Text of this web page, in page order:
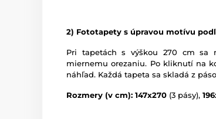
2) Fototapety s úpravou motívu
Pri tapetách s výškou 270 cm sa
miernemu orezaniu. Po kliknutí na
náhľad. Každá tapeta sa skladá z
Rozmery (v cm): 147x270 (3 pásy),